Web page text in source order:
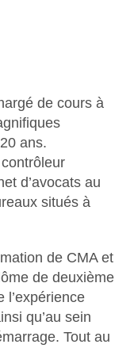
de cours à
ans.
d’avocats au
situés à
de CMA et
de deuxième
l’expérience
qu’au sein
Tout au